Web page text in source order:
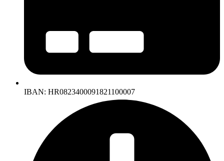
IBAN: HR0823400091821100007